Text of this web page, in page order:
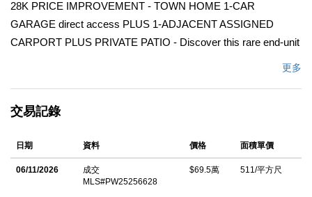
28K PRICE IMPROVEMENT - TOWN HOME 1-CAR
GARAGE direct access PLUS 1-ADJACENT ASSIGNED
CARPORT PLUS PRIVATE PATIO - Discover this rare end-unit
home includes both a one-car garage PLUS one-assigned
ideal for seamless indoor-outdoor living, new water heater
installed. Step inside to a light-filled living room highlighted by a
cozy fireplace and wet bar, creating a warm, inviting space
更多
交易記錄
日期 資料 價格 面積單價
06/11/2026
成交
MLS#PW25256628
$69.5萬 511/平方尺